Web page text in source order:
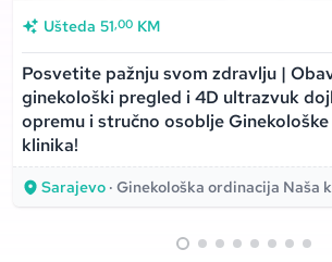
Ušteda 51,00 KM
Posvetite pažnju svom zdravlju |
ginekološki pregled i 4D ultrazvuk
opremu i stručno osoblje
klinika!
Sarajevo · Ginekološka ordinacija Naša